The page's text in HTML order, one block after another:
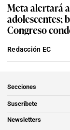
Meta alertará
adolescentes;
Congreso
Redacción EC
Secciones
Suscríbete
Newsletters